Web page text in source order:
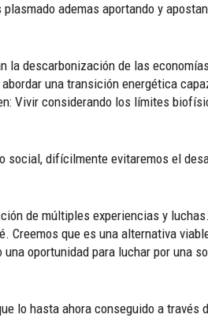
ademas aportando y
la descarbonización de las economías
una transición energética
Vivir considerando los límites
social, difícilmente evitaremos el
de múltiples experiencias y
Creemos que es una alternativa
oportunidad para luchar por una
lo hasta ahora conseguido a través